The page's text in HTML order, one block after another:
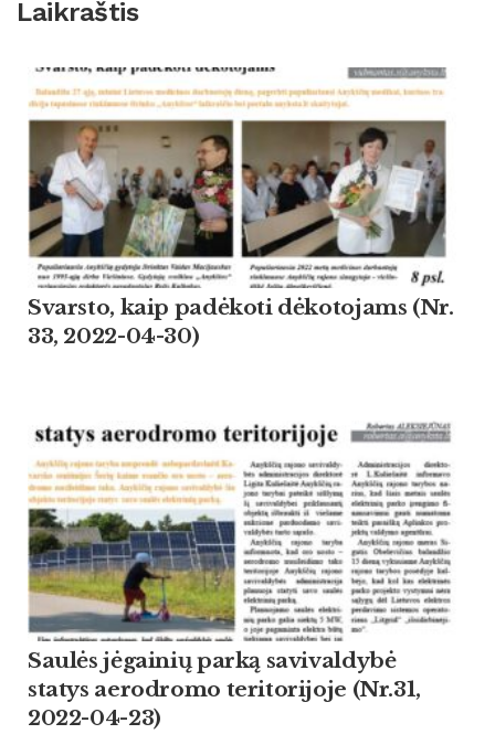
Laikraštis
Svarsto, kaip padėkoti dėkotojams (Nr.
33, 2022-04-30)
Saulės jėgainių parką savivaldybė
statys aerodromo teritorijoje (Nr.31,
2022-04-23)